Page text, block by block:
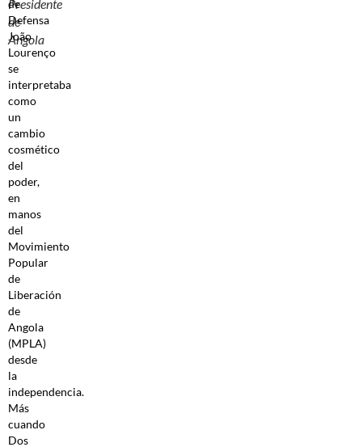
Presidente
de
Angola
de
Defensa
João
Lourenço
se
interpretaba
como
un
cambio
cosmético
del
poder,
en
manos
del
Movimiento
Popular
de
Liberación
de
Angola
(MPLA)
desde
la
independencia.
Más
cuando
Dos